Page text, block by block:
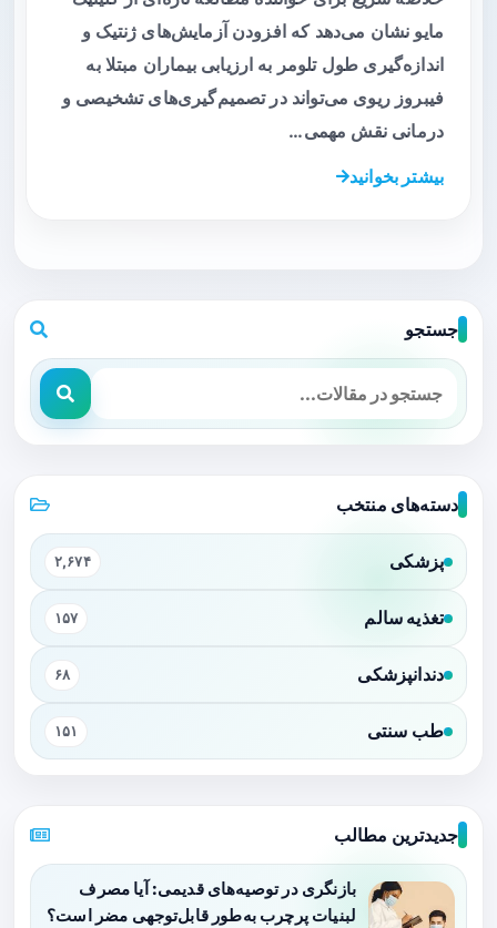
مایو نشان می‌دهد که افزودن آزمایش‌های ژنتیک و
اندازه‌گیری طول تلومر به ارزیابی بیماران مبتلا به
فیبروز ریوی می‌تواند در تصمیم‌گیری‌های تشخیصی و
درمانی نقش مهمی…
بیشتر بخوانید
جستجو
دسته‌های منتخب
پزشکی ۲,۶۷۴
تغذیه سالم ۱۵۷
دندانپزشکی ۶۸
طب سنتی ۱۵۱
جدیدترین مطالب
بازنگری در توصیه‌های قدیمی: آیا مصرف
لبنیات پرچرب به‌طور قابل‌توجهی مضر است؟